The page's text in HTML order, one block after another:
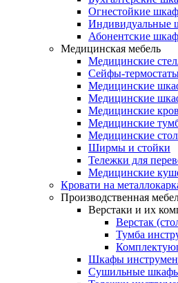
Огнестойкие
Индивидуальные
Абонентские
Медицинская мебель
Медицинские
Сейфы-
Медицинские
Медицинские
Медицинские
Медицинские
Медицинские
Ширмы и стойки
Тележки для
Медицинские
Кровати на
Производственная
Верстаки и их
Верстак
Тумба
Шкафы
Сушильные